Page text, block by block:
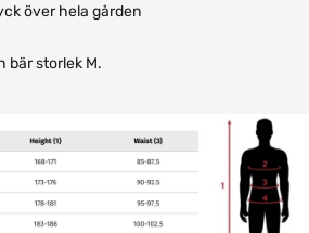
över hela gården
bär storlek M.